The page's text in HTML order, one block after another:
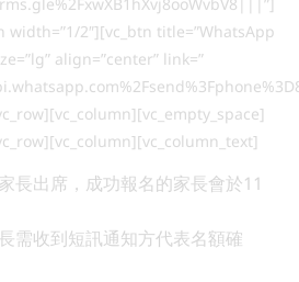
width=”1/2″][vc_btn title=”WhatsApp
align=”center” link=”
長出席，成功報名的家長會於11
需收到短訊通知方代表名額確